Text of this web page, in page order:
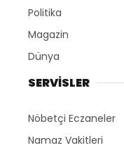
Politika
Magazin
Dünya
SERVİSLER
Nöbetçi Eczaneler
Namaz Vakitleri